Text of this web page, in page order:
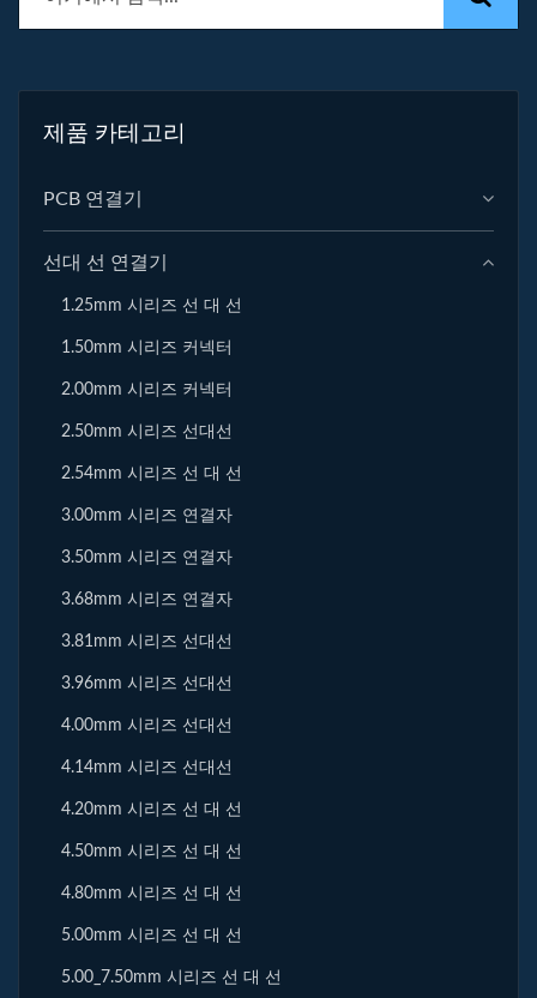
제품 카테고리
PCB 연결기
선대 선 연결기
1.25mm 시리즈 선 대 선
1.50mm 시리즈 커넥터
2.00mm 시리즈 커넥터
2.50mm 시리즈 선대선
2.54mm 시리즈 선 대 선
3.00mm 시리즈 연결자
3.50mm 시리즈 연결자
3.68mm 시리즈 연결자
3.81mm 시리즈 선대선
3.96mm 시리즈 선대선
4.00mm 시리즈 선대선
4.14mm 시리즈 선대선
4.20mm 시리즈 선 대 선
4.50mm 시리즈 선 대 선
4.80mm 시리즈 선 대 선
5.00mm 시리즈 선 대 선
5.00_7.50mm 시리즈 선 대 선